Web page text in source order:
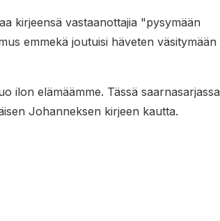
kirjeensä vastaanottajia "pysymään
emmekä joutuisi häveten väsitymään
ilon elämäämme. Tässä saarnasarjassa
Johanneksen kirjeen kautta.